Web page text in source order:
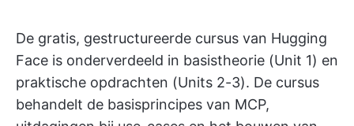
De gratis, gestructureerde cursus van Hugging
Face is onderverdeeld in basistheorie (Unit 1) en
praktische opdrachten (Units 2-3). De cursus
behandelt de basisprincipes van MCP,